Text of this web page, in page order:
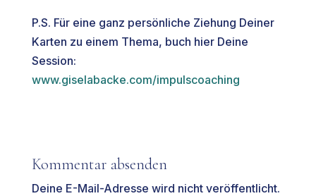
P.S. Für eine ganz persönliche Ziehung Deiner
Karten zu einem Thema, buch hier Deine
Session:
www.giselabacke.com/impulscoaching
Kommentar absenden
Deine E-Mail-Adresse wird nicht veröffentlicht.